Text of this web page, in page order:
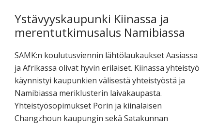
Ystävyyskaupunki Kiinassa ja
merentutkimusalus Namibiassa
SAMK:n koulutusviennin lähtölaukaukset Aasiassa
ja Afrikassa olivat hyvin erilaiset. Kiinassa yhteistyö
käynnistyi kaupunkien välisestä yhteistyöstä ja
Namibiassa meriklusterin laivakaupasta.
Yhteistyösopimukset Porin ja kiinalaisen
Changzhoun kaupungin sekä Satakunnan